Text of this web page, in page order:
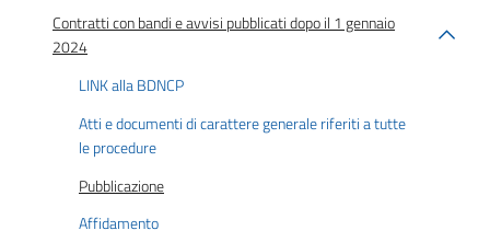
Contratti con bandi e avvisi pubblicati dopo il 1 gennaio
2024
LINK alla BDNCP
Atti e documenti di carattere generale riferiti a tutte
le procedure
Pubblicazione
Affidamento